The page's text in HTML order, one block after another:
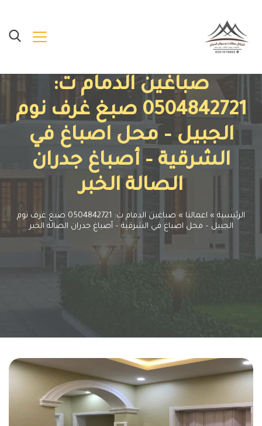
صباغين الدمام ت:
0504842721 صبغ غرف نوم
الجبيل – محل اصباغ في
الشرقية – أصباغ جدران
الصالة الخبر
الرئيسية » اعمالنا »
صباغين الدمام ت: 0504842721 صبغ غرف نوم
الجبيل – محل اصباغ في الشرقية – أصباغ جدران الصالة الخبر